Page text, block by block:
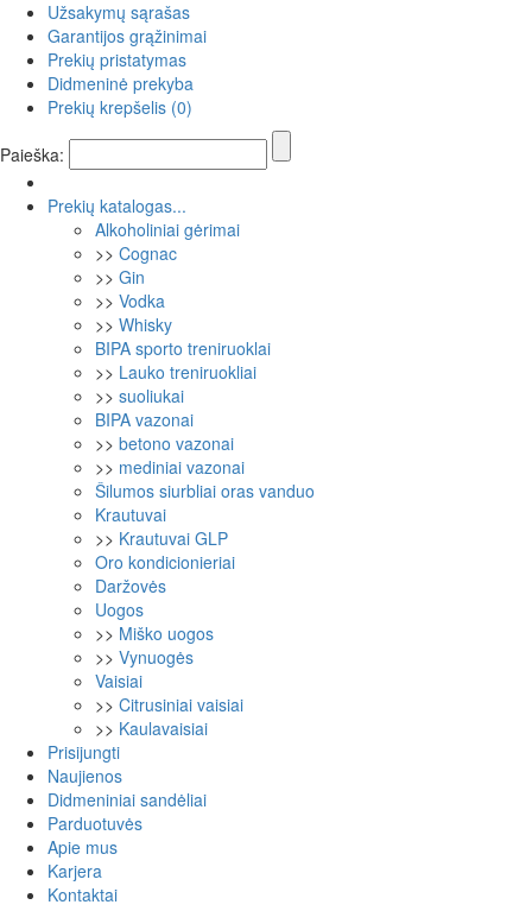
Užsakymų sąrašas
Garantijos grąžinimai
Prekių pristatymas
Didmeninė prekyba
Prekių krepšelis (0)
Paieška:
Prekių katalogas...
Alkoholiniai gėrimai
>> Cognac
>> Gin
>> Vodka
>> Whisky
BIPA sporto treniruoklai
>> Lauko treniruokliai
>> suoliukai
BIPA vazonai
>> betono vazonai
>> mediniai vazonai
Šilumos siurbliai oras vanduo
Krautuvai
>> Krautuvai GLP
Oro kondicionieriai
Daržovės
Uogos
>> Miško uogos
>> Vynuogės
Vaisiai
>> Citrusiniai vaisiai
>> Kaulavaisiai
Prisijungti
Naujienos
Didmeniniai sandėliai
Parduotuvės
Apie mus
Karjera
Kontaktai